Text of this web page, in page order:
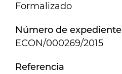
Formalizado
Número de expediente
ECON/000269/2015
Referencia